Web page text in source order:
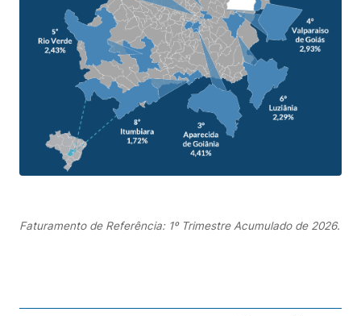
Faturamento de Referência: 1º Trimestre Acumulado de 2026.